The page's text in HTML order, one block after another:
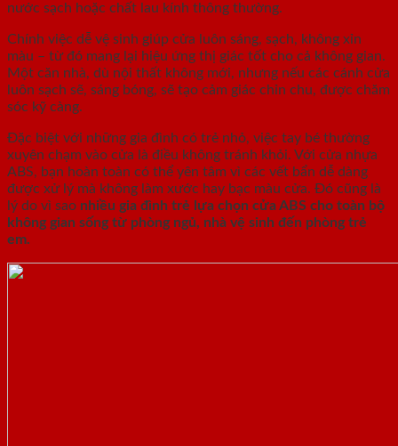
nước sạch hoặc chất lau kính thông thường.
Chính việc dễ vệ sinh giúp cửa luôn sáng, sạch, không xỉn
màu – từ đó mang lại hiệu ứng thị giác tốt cho cả không gian.
Một căn nhà, dù nội thất không mới, nhưng nếu các cánh cửa
luôn sạch sẽ, sáng bóng, sẽ tạo cảm giác chỉn chu, được chăm
sóc kỹ càng.
Đặc biệt với những gia đình có trẻ nhỏ, việc tay bé thường
xuyên chạm vào cửa là điều không tránh khỏi. Với cửa nhựa
ABS, bạn hoàn toàn có thể yên tâm vì các vết bẩn dễ dàng
được xử lý mà không làm xước hay bạc màu cửa. Đó cũng là
lý do vì sao nhiều gia đình trẻ lựa chọn cửa ABS cho toàn bộ
không gian sống từ phòng ngủ, nhà vệ sinh đến phòng trẻ
em.